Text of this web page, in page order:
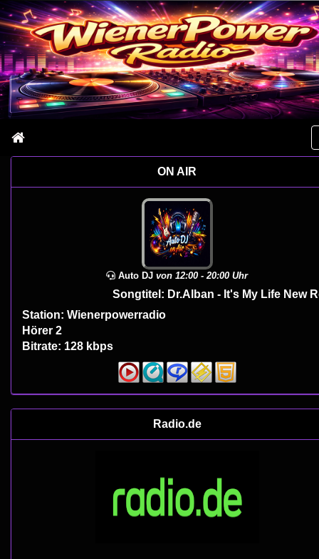
ON AIR
Auto DJ von 12:00 - 20:00 Uhr
Songtitel: Dr.Alban - It's My Life New Remix
Station: Wienerpowerradio
Hörer 2
Bitrate: 128 kbps
Radio.de